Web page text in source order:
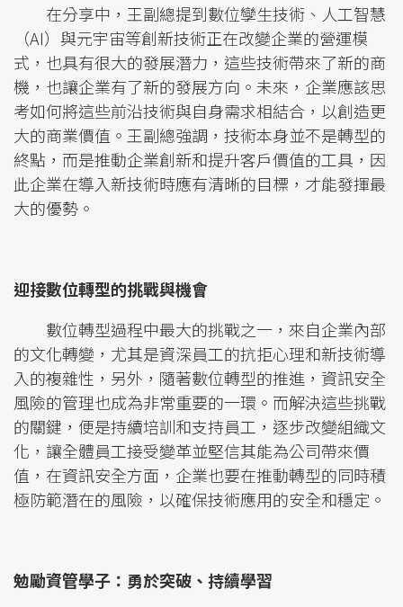
在分享中，王副總提到數位孿生技術、人工智慧
（AI）與元宇宙等創新技術正在改變企業的營運模
式，也具有很大的發展潛力，這些技術帶來了新的商
機，也讓企業有了新的發展方向。未來，企業應該思
考如何將這些前沿技術與自身需求相結合，以創造更
大的商業價值。王副總強調，技術本身並不是轉型的
終點，而是推動企業創新和提升客戶價值的工具，因
此企業在導入新技術時應有清晰的目標，才能發揮最
大的優勢。
迎接數位轉型的挑戰與機會
數位轉型過程中最大的挑戰之一，來自企業內部
的文化轉變，尤其是資深員工的抗拒心理和新技術導
入的複雜性，另外，隨著數位轉型的推進，資訊安全
風險的管理也成為非常重要的一環。而解決這些挑戰
的關鍵，便是持續培訓和支持員工，逐步改變組織文
化，讓全體員工接受變革並堅信其能為公司帶來價
值，在資訊安全方面，企業也要在推動轉型的同時積
極防範潛在的風險，以確保技術應用的安全和穩定。
勉勵資管學子：勇於突破、持續學習